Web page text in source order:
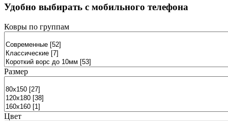
Удобно выбирать с мобильного телефона
Ковры по группам
Размер
Цвет